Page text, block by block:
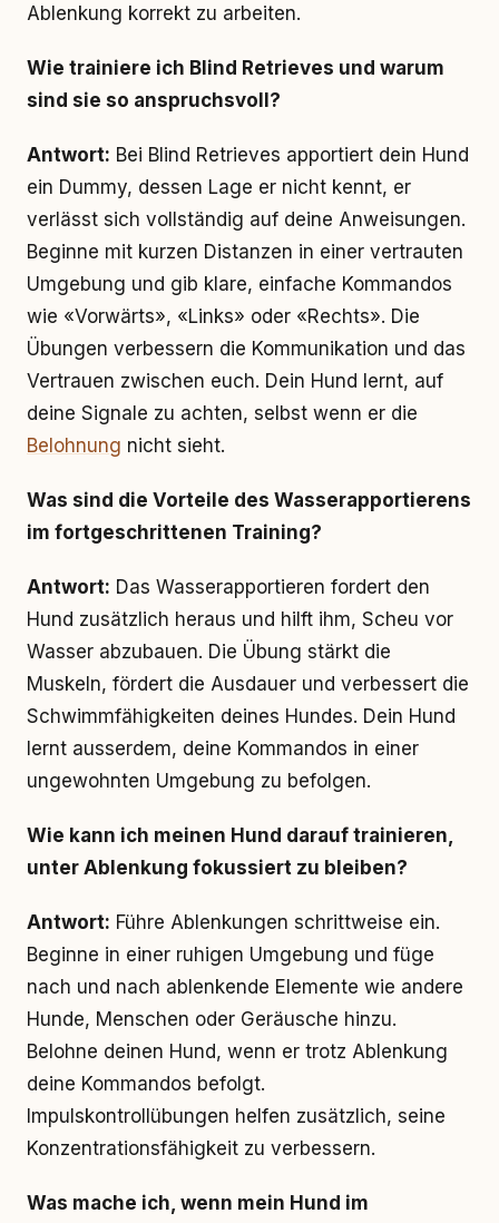
Ablenkung korrekt zu arbeiten.
Wie trainiere ich Blind Retrieves und warum
sind sie so anspruchsvoll?
Antwort: Bei Blind Retrieves apportiert dein Hund
ein Dummy, dessen Lage er nicht kennt, er
verlässt sich vollständig auf deine Anweisungen.
Beginne mit kurzen Distanzen in einer vertrauten
Umgebung und gib klare, einfache Kommandos
wie «Vorwärts», «Links» oder «Rechts». Die
Übungen verbessern die Kommunikation und das
Vertrauen zwischen euch. Dein Hund lernt, auf
deine Signale zu achten, selbst wenn er die
Belohnung nicht sieht.
Was sind die Vorteile des Wasserapportierens
im fortgeschrittenen Training?
Antwort: Das Wasserapportieren fordert den
Hund zusätzlich heraus und hilft ihm, Scheu vor
Wasser abzubauen. Die Übung stärkt die
Muskeln, fördert die Ausdauer und verbessert die
Schwimmfähigkeiten deines Hundes. Dein Hund
lernt ausserdem, deine Kommandos in einer
ungewohnten Umgebung zu befolgen.
Wie kann ich meinen Hund darauf trainieren,
unter Ablenkung fokussiert zu bleiben?
Antwort: Führe Ablenkungen schrittweise ein.
Beginne in einer ruhigen Umgebung und füge
nach und nach ablenkende Elemente wie andere
Hunde, Menschen oder Geräusche hinzu.
Belohne deinen Hund, wenn er trotz Ablenkung
deine Kommandos befolgt.
Impulskontrollübungen helfen zusätzlich, seine
Konzentrationsfähigkeit zu verbessern.
Was mache ich, wenn mein Hund im